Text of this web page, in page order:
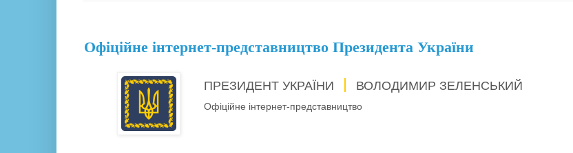
Офіційне інтернет-представництво Президента України
ПРЕЗИДЕНТ УКРАЇНИ ВОЛОДИМИР ЗЕЛЕНСЬКИЙ
Офіційне інтернет-представництво